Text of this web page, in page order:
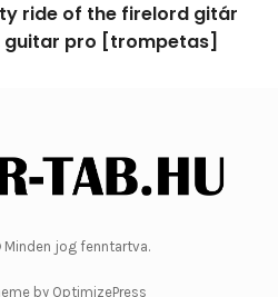
ride of the firelord gitár
guitar pro [trompetas]
Minden jog fenntartva.
by OptimizePress